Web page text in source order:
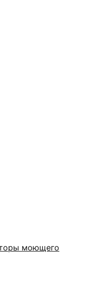
моющего